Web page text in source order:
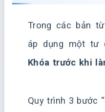
Trong các bản
áp dụng một tư
Khóa trước khi
Quy trình 3 bước